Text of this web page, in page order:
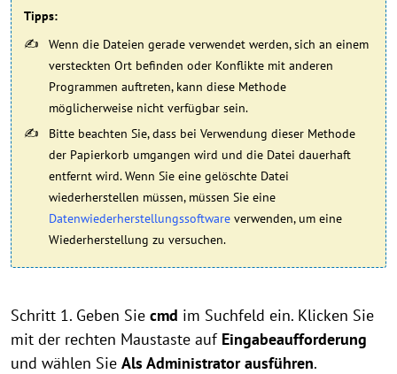
Tipps:
Wenn die Dateien gerade verwendet werden, sich an einem
versteckten Ort befinden oder Konflikte mit anderen
Programmen auftreten, kann diese Methode
möglicherweise nicht verfügbar sein.
Bitte beachten Sie, dass bei Verwendung dieser Methode
der Papierkorb umgangen wird und die Datei dauerhaft
entfernt wird. Wenn Sie eine gelöschte Datei
wiederherstellen müssen, müssen Sie eine
Datenwiederherstellungssoftware verwenden, um eine
Wiederherstellung zu versuchen.
Schritt 1. Geben Sie cmd im Suchfeld ein. Klicken Sie
mit der rechten Maustaste auf Eingabeaufforderung
und wählen Sie Als Administrator ausführen.